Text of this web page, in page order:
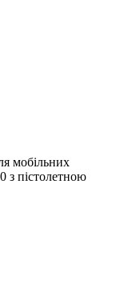
мобільних
з пістолетною